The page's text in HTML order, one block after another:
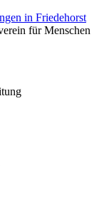
in Friedehorst
für Menschen